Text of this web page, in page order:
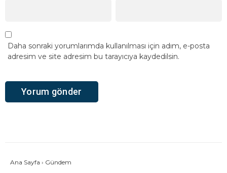
Daha sonraki yorumlarımda kullanılması için adım, e-posta
adresim ve site adresim bu tarayıcıya kaydedilsin.
Ana Sayfa › Gündem